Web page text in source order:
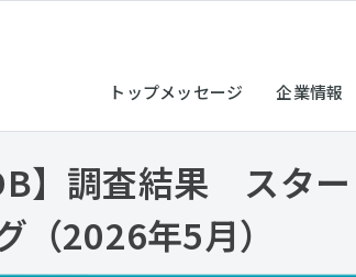
トップメッセージ 企業情報
】調査結果 スタ
（2026年5月）